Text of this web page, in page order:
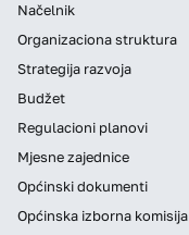
Načelnik
Organizaciona struktura
Strategija razvoja
Budžet
Regulacioni planovi
Mjesne zajednice
Općinski dokumenti
Općinska izborna komisija